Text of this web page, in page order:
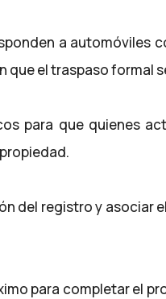
a automóviles
que el traspaso formal
para que quienes
del registro y
para completar el